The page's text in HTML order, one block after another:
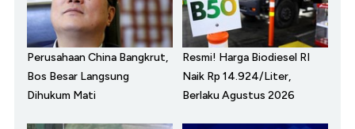
Perusahaan China Bangkrut,
Bos Besar Langsung
Dihukum Mati
Resmi! Harga Biodiesel RI
Naik Rp 14.924/Liter,
Berlaku Agustus 2026